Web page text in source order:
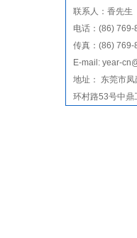
联系人：香先生
电话：(86) 769-
传真：(86) 769-
E-mail: year-
地址： 东莞市
环村路53号中鼎